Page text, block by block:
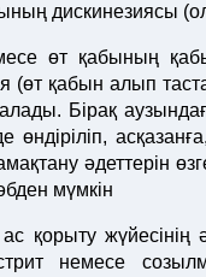
дискинезиясы
өт қабының
(өт қабын алып
Бірақ
өндіріліп,
әдеттерін
мүмкін
қорыту жүйесінің
немесе